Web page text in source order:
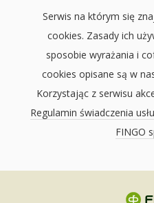
Serwis na którym się
cookies. Zasady ich
sposobie wyrażania i
cookies opisane są w
Korzystając z serwisu
Regulamin świadczenia
FINGO